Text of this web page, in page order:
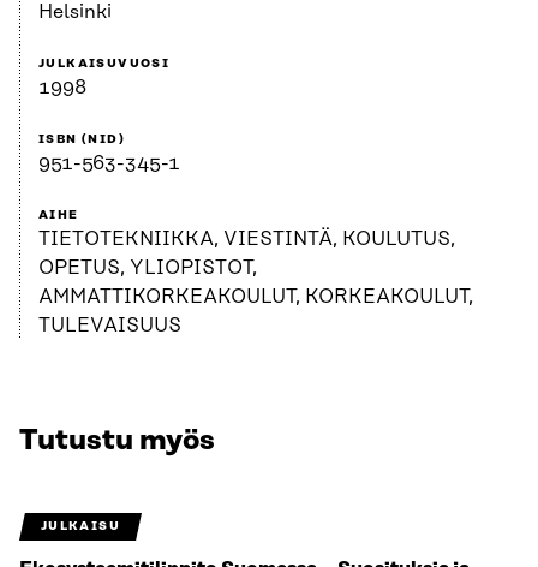
Helsinki
JULKAISUVUOSI
1998
ISBN (NID)
951-563-345-1
AIHE
TIETOTEKNIIKKA, VIESTINTÄ, KOULUTUS,
OPETUS, YLIOPISTOT,
AMMATTIKORKEAKOULUT, KORKEAKOULUT,
TULEVAISUUS
Tutustu myös
JULKAISU